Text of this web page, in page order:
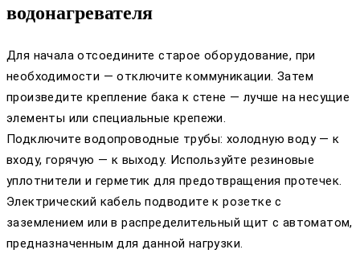
водонагревателя
Для начала отсоедините старое оборудование, при
необходимости — отключите коммуникации. Затем
произведите крепление бака к стене — лучше на несущие
элементы или специальные крепежи.
Подключите водопроводные трубы: холодную воду — к
входу, горячую — к выходу. Используйте резиновые
уплотнители и герметик для предотвращения протечек.
Электрический кабель подводите к розетке с
заземлением или в распределительный щит с автоматом,
предназначенным для данной нагрузки.